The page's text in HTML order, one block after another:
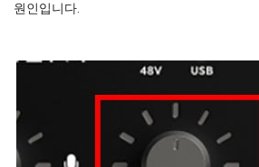
원인입니다.